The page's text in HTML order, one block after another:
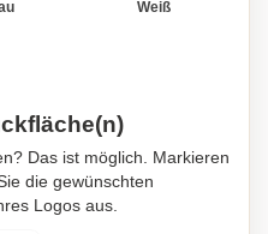
Weiß
Das ist möglich. Markieren
die gewünschten
Logos aus.